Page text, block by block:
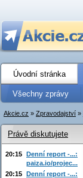
Úvodní stránka
Všechny zprávy
Akcie.cz » Zpravodajství »
Právě diskutujete
20:15 Denní report -...:
paiza.io/projec...
20:15 Denní report -...: